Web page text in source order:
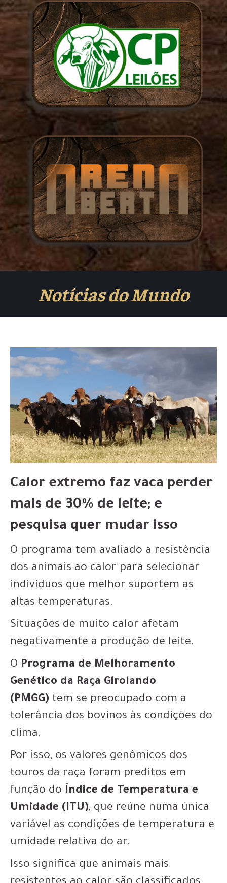
Notícias do Mundo
Calor extremo faz vaca perder
mais de 30% de leite; e
pesquisa quer mudar isso
O programa tem avaliado a resistência
dos animais ao calor para selecionar
indivíduos que melhor suportem as
altas temperaturas.
Situações de muito calor afetam
negativamente a produção de leite.
O Programa de Melhoramento
Genético da Raça Girolando
(PMGG) tem se preocupado com a
tolerância dos bovinos às condições do
clima.
Por isso, os valores genômicos dos
touros da raça foram preditos em
função do Índice de Temperatura e
Umidade (ITU), que reúne numa única
variável as condições de temperatura e
umidade relativa do ar.
Isso significa que animais mais